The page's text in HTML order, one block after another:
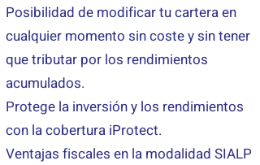
Posibilidad de modificar tu cartera en
cualquier momento sin coste y sin tener
que tributar por los rendimientos
acumulados.
Protege la inversión y los rendimientos
con la cobertura iProtect.
Ventajas fiscales en la modalidad SIALP